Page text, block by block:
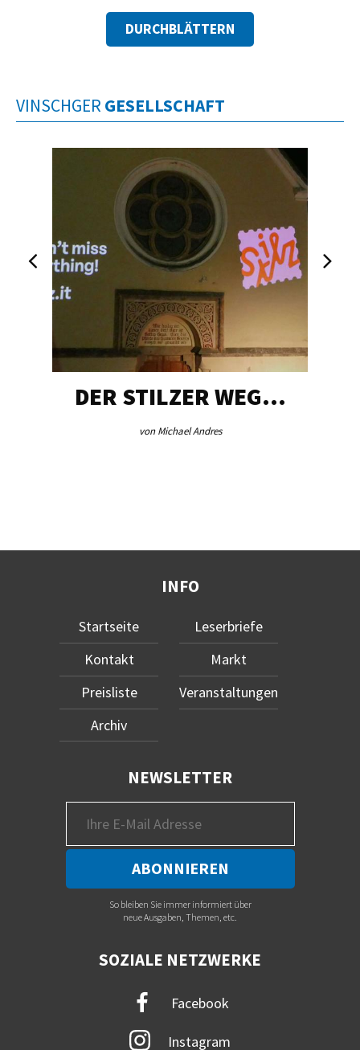
DURCHBLÄTTERN
VINSCHGER GESELLSCHAFT
DER STILZER WEG…
von Michael Andres
INFO
Startseite
Kontakt
Preisliste
Archiv
Leserbriefe
Markt
Veranstaltungen
NEWSLETTER
So bleiben Sie immer informiert über
neue Ausgaben, Themen, etc.
SOZIALE NETZWERKE
Facebook
Instagram